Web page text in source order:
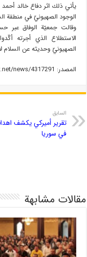
يأتي ذلك اثر دفاع خالد
الوجود الصهيونيّ في منطقة
الاستطلاع الذي أجرته
الصهيونيّ وحديثه عن السلام
المصدر: https://www.alalamtv.net/news/4317291/
السابق
تقرير أميركي يكشف
في سوريا
مقالات مشابهة